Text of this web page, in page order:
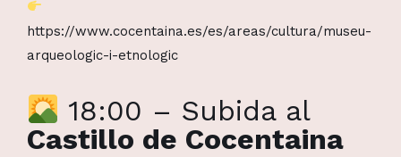
https://www.cocentaina.es/es/areas/cultura/museu-
arqueologic-i-etnologic
18:00 – Subida al
Castillo de Cocentaina